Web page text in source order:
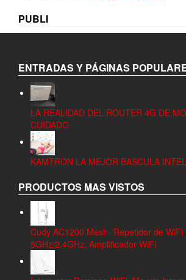
PUBLI
ENTRADAS Y PÁGINAS
LA REALIDAD DEL ROUTER 4G DE
CUIDADO
KAMTRON LA MEJOR BASCULA
PRODUCTOS MAS VISTOS
Cudy AC1200 Mesh- Repetidor de
5GHz/2.4GHz, Amplificador WiFi